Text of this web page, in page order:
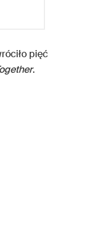
pięć
.